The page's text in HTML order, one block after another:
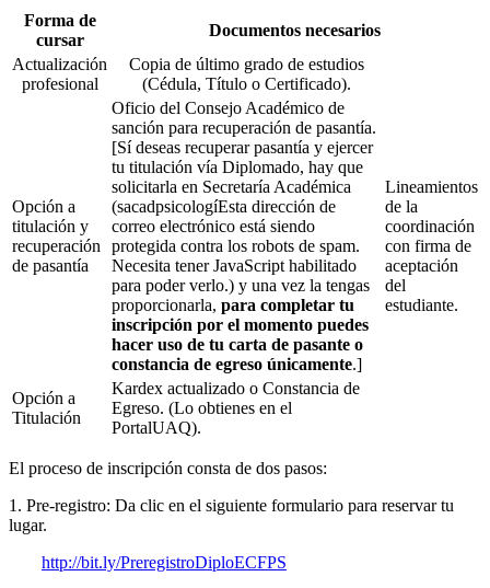
Forma de
cursar
Documentos necesarios
Actualización
profesional
Copia de último grado de estudios
(Cédula, Título o Certificado).
Lineamientos
de la
coordinación
con firma de
aceptación
del
estudiante.
Opción a
titulación y
recuperación
de pasantía
Oficio del Consejo Académico de
sanción para recuperación de pasantía.
[Sí deseas recuperar pasantía y ejercer
tu titulación vía Diplomado, hay que
solicitarla en Secretaría Académica
(sacadpsicologíEsta dirección de
correo electrónico está siendo
protegida contra los robots de spam.
Necesita tener JavaScript habilitado
para poder verlo.) y una vez la tengas
proporcionarla, para completar tu
inscripción por el momento puedes
hacer uso de tu carta de pasante o
constancia de egreso únicamente.]
Opción a
Titulación
Kardex actualizado o Constancia de
Egreso. (Lo obtienes en el
PortalUAQ).
El proceso de inscripción consta de dos pasos:
1. Pre-registro: Da clic en el siguiente formulario para reservar tu
lugar.
http://bit.ly/PreregistroDiploECFPS